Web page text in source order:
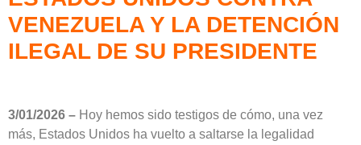
VENEZUELA Y LA DETENCIÓN
ILEGAL DE SU PRESIDENTE
3/01/2026 – Hoy hemos sido testigos de cómo, una vez
más, Estados Unidos ha vuelto a saltarse la legalidad